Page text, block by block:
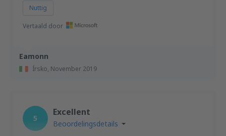
Eamonn
Írsko, November 2019
Nuttig
Vertaald door
5
Excellent
Beoordelingsdetails